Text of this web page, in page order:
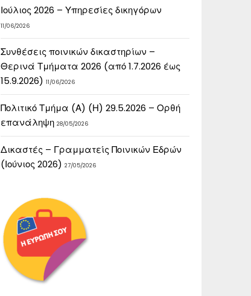
Ιούλιος 2026 – Υπηρεσίες δικηγόρων
11/06/2026
Συνθέσεις ποινικών δικαστηρίων –
Θερινά Τμήματα 2026 (από 1.7.2026 έως
15.9.2026) 11/06/2026
Πολιτικό Τμήμα (Α) (Η) 29.5.2026 – Ορθή
επανάληψη 28/05/2026
Δικαστές – Γραμματείς Ποινικών Εδρών
(Ιούνιος 2026) 27/05/2026